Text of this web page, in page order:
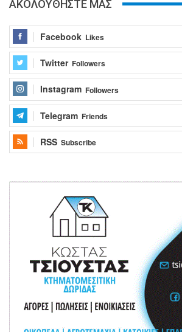
ΑΚΟΛΟΥΘΗΣΤΕ ΜΑΣ
Facebook Likes
Twitter Followers
Instagram Followers
Telegram Friends
RSS Subscribe